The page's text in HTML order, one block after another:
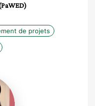
de projets